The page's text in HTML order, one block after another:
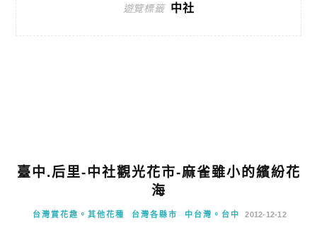
遊覽標籤 中社
臺中.后里-中社觀光花市-麻雀雖小的繽紛花
海
台灣賞花趣。其他花種 台灣各縣市 中台灣。台中 2012-12-12